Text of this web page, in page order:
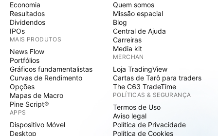
Economia
Resultados
Dividendos
IPOs
MAIS PRODUTOS
News Flow
Portfólios
Gráficos fundamentalistas
Curvas de Rendimento
Opções
Mapas de Macro
Pine Script®
APPS
Dispositivo Móvel
Desktop
Quem somos
Missão espacial
Blog
Central de Ajuda
Carreiras
Media kit
MERCHAN
Loja TradingView
Cartas de Tarô para traders
The C63 TradeTime
POLÍTICAS & SEGURANÇA
Termos de Uso
Aviso legal
Política de Privacidade
Política de Cookies